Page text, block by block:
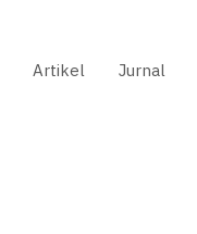
Artikel Jurnal